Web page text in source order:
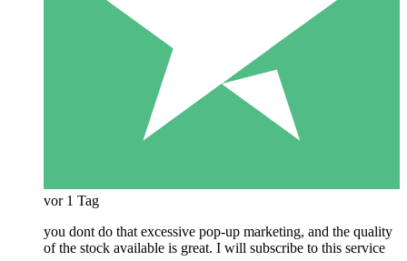
vor 1 Tag
you dont do that excessive pop-up marketing, and the quality
of the stock available is great. I will subscribe to this service